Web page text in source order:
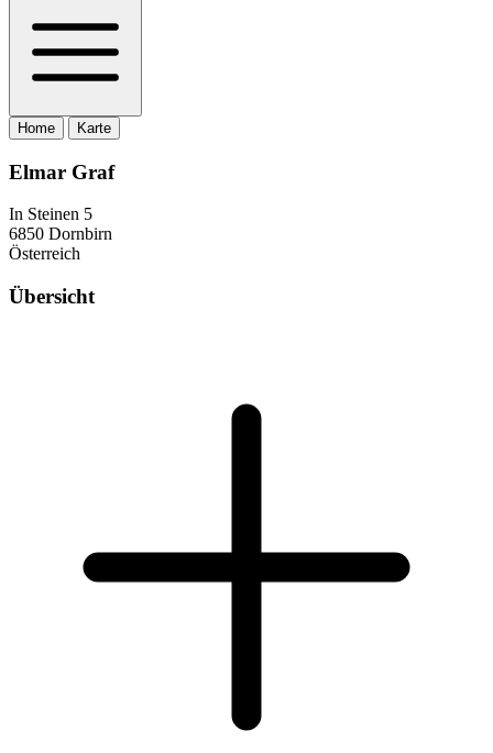
Home Karte
Elmar Graf
In Steinen 5
6850 Dornbirn
Österreich
Übersicht